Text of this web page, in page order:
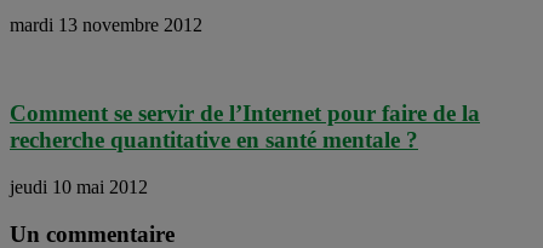
mardi 13 novembre 2012
Comment se servir de l’Internet pour faire de la
recherche quantitative en santé mentale ?
jeudi 10 mai 2012
Un commentaire